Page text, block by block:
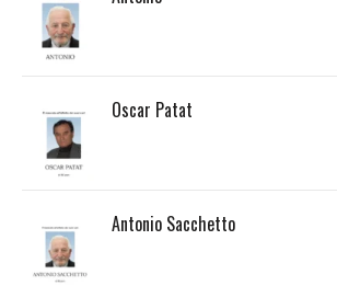
Oscar Patat
Antonio Sacchetto